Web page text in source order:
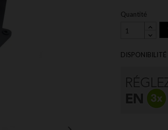
Quantité
DISPONIBILITÉ